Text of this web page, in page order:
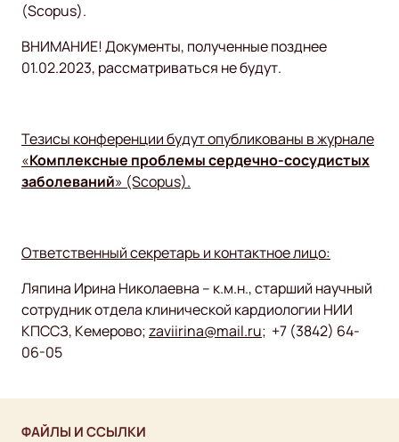
(Scopus).
ВНИМАНИЕ! Документы, полученные позднее
01.02.2023, рассматриваться не будут.
Тезисы конференции будут опубликованы в журнале
«Комплексные проблемы сердечно-сосудистых
заболеваний» (Scopus).
Ответственный секретарь и контактное лицо:
Ляпина Ирина Николаевна – к.м.н., старший научный
сотрудник отдела клинической кардиологии НИИ
КПССЗ, Кемерово;zaviirina@mail.ru; +7 (3842) 64-
06-05
ФАЙЛЫ И ССЫЛКИ